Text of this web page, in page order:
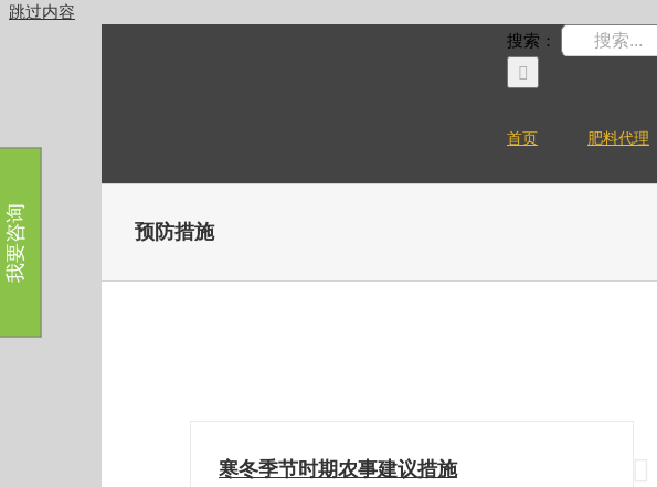
跳过内容
搜索：
首页 肥料代理
预防措施
寒冬季节时期农事建议措施
我要咨询